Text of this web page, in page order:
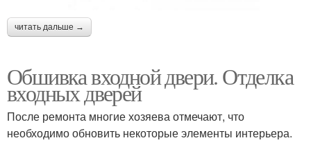
читать дальше →
Обшивка входной двери. Отделка
входных дверей
После ремонта многие хозяева отмечают, что
необходимо обновить некоторые элементы интерьера.